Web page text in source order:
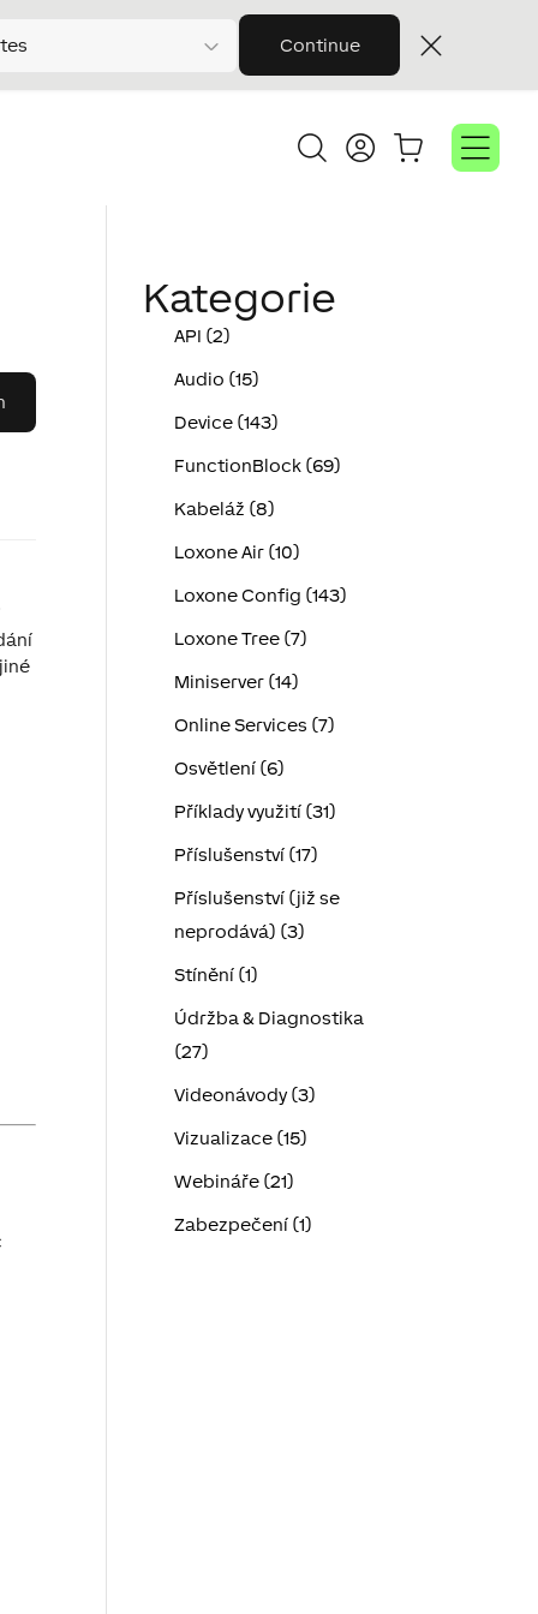
Continue
Kategorie
API (2)
Audio (15)
Device (143)
FunctionBlock (69)
Kabeláž (8)
Loxone Air (10)
Loxone Config (143)
Loxone Tree (7)
Miniserver (14)
Online Services (7)
Osvětlení (6)
Příklady využití (31)
Příslušenství (17)
Příslušenství (již se
neprodává) (3)
Stínění (1)
Údržba & Diagnostika
(27)
Videonávody (3)
Vizualizace (15)
Webináře (21)
Zabezpečení (1)